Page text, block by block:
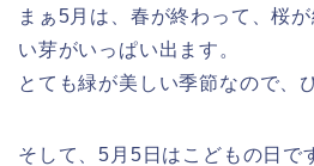
まぁ5月は、春が終わって、桜
い芽がいっぱい出ます。
とても緑が美しい季節なので、
そして、5月5日はこどもの日で